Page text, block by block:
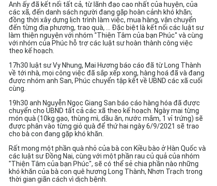
Anh ấy đã kết nối tất cả, từ lãnh đạo cao nhất của huyện, của
các xã, đến danh sách người đang gặp hoàn cảnh khó khăn;
đồng thời xây dựng lịch trình làm việc, mua hàng, vận chuyển
đến từng địa phương, trao quà, ... Đặc biệt là kết nối các luật sư
làm thiện nguyện với nhóm "Thiện Tâm của bạn Phúc" và cùng
với nhóm của Phúc hỗ trợ các luật sư hoàn thành công việc
theo kế hoạch.
17h30 luật sư Vy Nhung, Mai Hương báo cáo đã từ Long Thành
về tới nhà, mọi công việc đã sắp xếp xong, hàng hoá đã và đang
được nhóm anh San, Phúc chuyển tập kết về UBND các xã cuối
cùng.
19h30 anh Nguyễn Ngọc Giang San báo cáo hàng hóa đã được
chuyển cho UBND tất cả các xã theo kế hoạch. Ngày mai từng
món quà (10kg gạo, thùng mì, dầu ăn, nước mắm, 1 vỉ trứng) sẽ
được phân vào từng giỏ quà để thứ hai ngày 6/9/2021 sẽ trao
cho bà con đang gặp khó khăn.
Rất mong một phần quà nhỏ của bà con Kiều bào ở Hàn Quốc và
các luật sư Đồng Nai, cùng với một phần rau củ quả của nhóm
"Thiện Tâm của bạn Phúc", sẽ có thể sẻ chia phần nào những
khó khăn của bà con quê hương Long Thành, Nhơn Trạch trong
thời gian giãn cách vì dịch bệnh.